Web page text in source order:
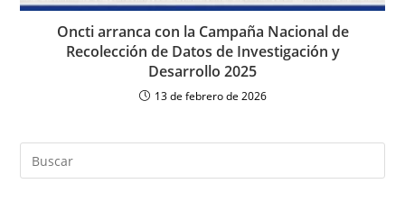
Oncti arranca con la Campaña Nacional de
Recolección de Datos de Investigación y
Desarrollo 2025
13 de febrero de 2026